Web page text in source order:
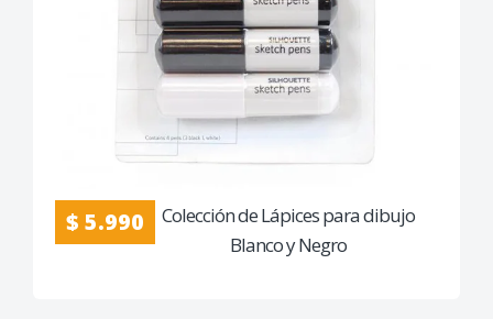
$ 5.990
Colección de Lápices para dibujo
Blanco y Negro